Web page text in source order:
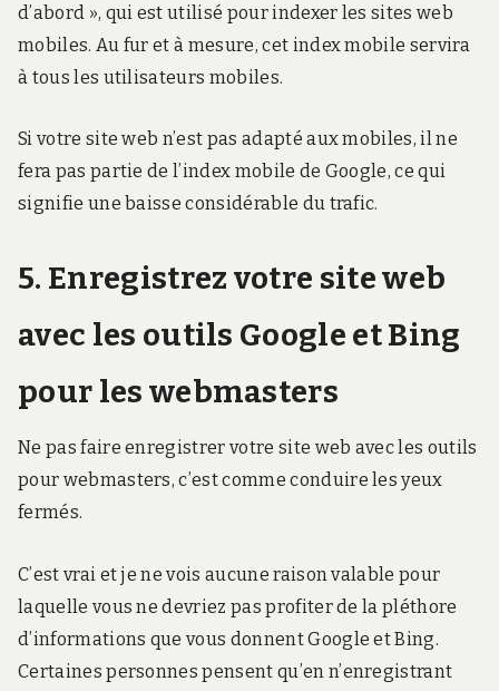
d’abord », qui est utilisé pour indexer les sites web
mobiles. Au fur et à mesure, cet index mobile servira
à tous les utilisateurs mobiles.
Si votre site web n’est pas adapté aux mobiles, il ne
fera pas partie de l’index mobile de Google, ce qui
signifie une baisse considérable du trafic.
5. Enregistrez votre site web
avec les outils Google et Bing
pour les webmasters
Ne pas faire enregistrer votre site web avec les outils
pour webmasters, c’est comme conduire les yeux
fermés.
C’est vrai et je ne vois aucune raison valable pour
laquelle vous ne devriez pas profiter de la pléthore
d’informations que vous donnent Google et Bing.
Certaines personnes pensent qu’en n’enregistrant